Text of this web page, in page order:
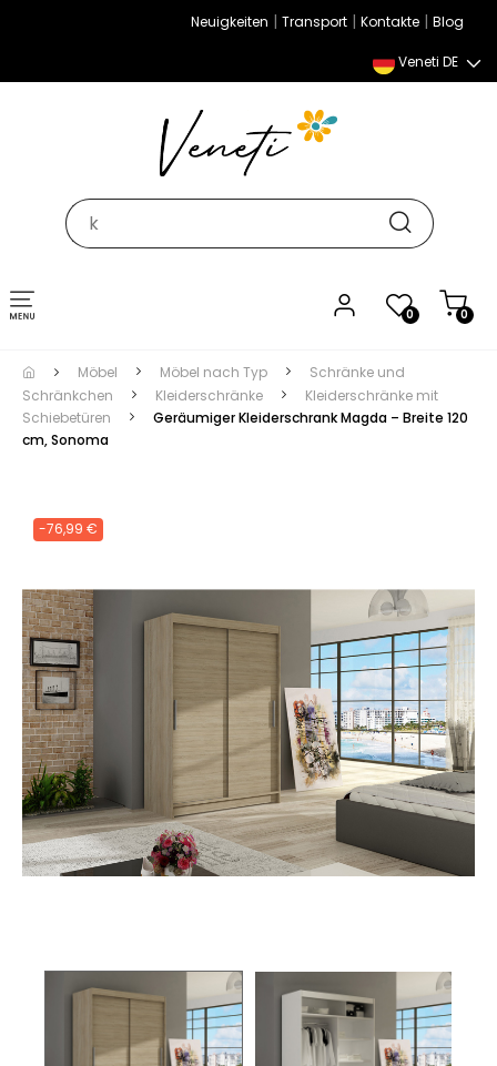
Neuigkeiten | Transport | Kontakte | Blog
Veneti DE
0 0
Umschalten
der
Navigation
Möbel Möbel nach Typ
Schränke und
Schränkchen
Kleiderschränke
Kleiderschränke mit
Schiebetüren
Geräumiger Kleiderschrank Magda – Breite 120
cm, Sonoma
-76,99 €